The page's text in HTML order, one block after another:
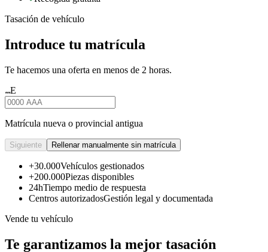
Tasación de vehículo
Introduce tu matrícula
Te hacemos una oferta en menos de 2 horas.
★★★E
Matrícula nueva o provincial antigua
Siguiente Rellenar manualmente sin matrícula
+30.000Vehículos gestionados
+200.000Piezas disponibles
24hTiempo medio de respuesta
Centros autorizadosGestión legal y documentada
Vende tu vehículo
Te garantizamos la mejor tasación